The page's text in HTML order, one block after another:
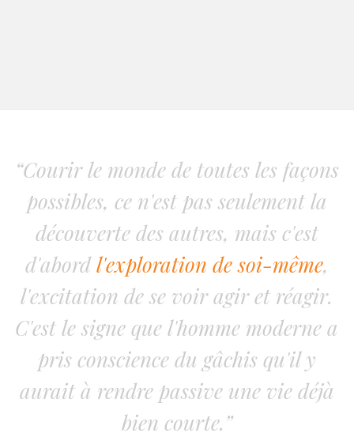
“Courir le monde de toutes les façons
possibles, ce n'est pas seulement la
découverte des autres, mais c'est
d'abord l'exploration de soi-même,
l'excitation de se voir agir et réagir.
C'est le signe que l'homme moderne a
pris conscience du gâchis qu'il y
aurait à rendre passive une vie déjà
bien courte.”